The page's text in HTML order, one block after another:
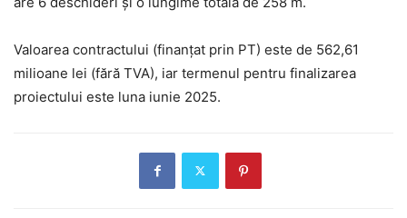
Valoarea contractului (finanțat prin PT) este de 562,61
milioane lei (fără TVA), iar termenul pentru finalizarea
proiectului este luna iunie 2025.